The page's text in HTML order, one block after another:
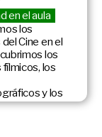
en el aula
los
Cine en el
los
los
y los
cine.